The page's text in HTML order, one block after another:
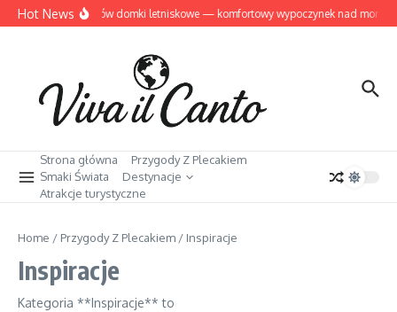
Przejdź do treści
Hot NewsDziwnów domki letniskowe — komfortowy wypoczynek nad morzem
Strona główna
Przygody Z Plecakiem
Smaki Świata
Destynacje
Atrakcje turystyczne
Home / Przygody Z Plecakiem / Inspiracje
Inspiracje
Kategoria **Inspiracje** to